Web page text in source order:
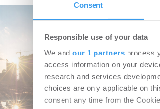
Consent
Responsible use of your data
We and our 1 partners process
access information on your
research and services
choices are only applicable on
consent any time from the
Ginkgo gründet
Münchener GUTE
Wohnen | Projekte -
DLA Piper berät Ginkgo bei
Ventures mit ALP.X zur
GUTE UTA Quartiers